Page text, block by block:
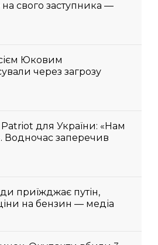
свого заступника —
Юковим
через загрозу
для України: «Нам
Водночас заперечив
приїжджає путін,
на бензин — медіа